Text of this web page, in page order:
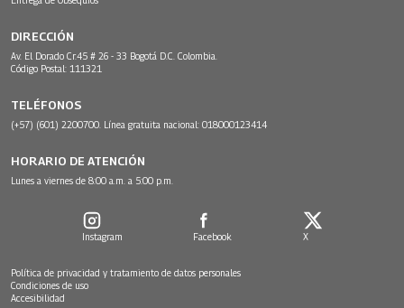
DIRECCIÓN
Av. El Dorado Cr.45 # 26 - 33 Bogotá D.C. Colombia.
Código Postal: 111321
TELÉFONOS
(+57) (601) 2200700. Línea gratuita nacional: 018000123414
HORARIO DE ATENCIÓN
Lunes a viernes de 8:00 a.m. a 5:00 p.m.
Instagram Facebook X
Política de privacidad y tratamiento de datos personales
Condiciones de uso
Accesibilidad